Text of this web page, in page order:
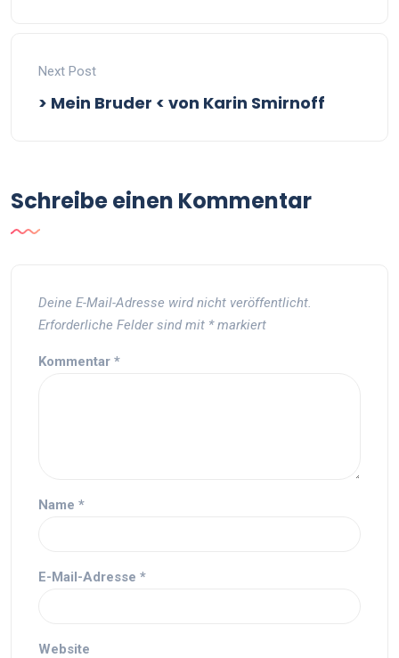
Next Post
> Mein Bruder < von Karin Smirnoff
Schreibe einen Kommentar
Deine E-Mail-Adresse wird nicht veröffentlicht.
Erforderliche Felder sind mit *markiert
Kommentar *
Name *
E-Mail-Adresse *
Website